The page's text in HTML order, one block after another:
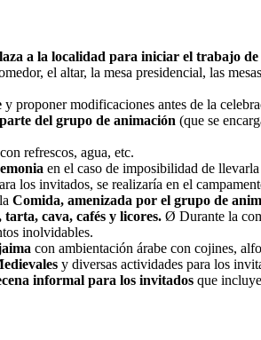
a la localidad para iniciar el trabajo
el altar, la mesa presidencial, las
y proponer modificaciones antes de la
del grupo de animación (que se
con refrescos, agua, etc.
en el caso de imposibilidad de
los invitados, se realizaría en el
Comida, amenizada por el grupo de
cava, cafés y licores. Ø Durante la
inolvidables.
con ambientación árabe con cojines,
y diversas actividades para los
informal para los invitados que